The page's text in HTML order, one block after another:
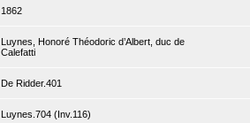
1862
Luynes, Honoré Théodoric d’Albert, duc de
Calefatti
De Ridder.401
Luynes.704 (Inv.116)